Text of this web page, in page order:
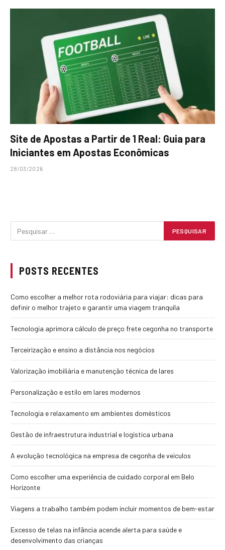
Site de Apostas a Partir de 1 Real: Guia para
Iniciantes em Apostas Econômicas
28/03/2026
POSTS RECENTES
Como escolher a melhor rota rodoviária para viajar: dicas para
definir o melhor trajeto e garantir uma viagem tranquila
Tecnologia aprimora cálculo de preço frete cegonha no transporte
Terceirização e ensino a distância nos negócios
Valorização imobiliária e manutenção técnica de lares
Personalização e estilo em lares modernos
Tecnologia e relaxamento em ambientes domésticos
Gestão de infraestrutura industrial e logística urbana
A evolução tecnológica na empresa de cegonha de veículos
Como escolher uma experiência de cuidado corporal em Belo
Horizonte
Viagens a trabalho também podem incluir momentos de bem-estar
Excesso de telas na infância acende alerta para saúde e
desenvolvimento das crianças